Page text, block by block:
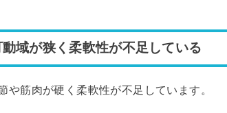
域が狭く柔軟性が不足している
や筋肉が硬く柔軟性が不足しています。